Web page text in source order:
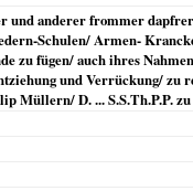
anderer frommer
Schulen/ Armen-
zu fügen/ auch ihres
und Verrückung/
Müllern/ D. ... S.S.Th.P.P.